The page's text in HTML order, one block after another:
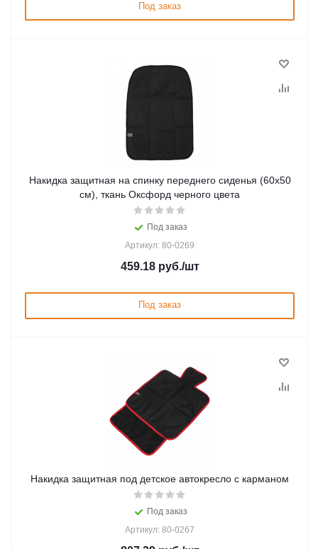
Под заказ
Накидка защитная на спинку переднего сиденья (60x50
см), ткань Оксфорд черного цвета
Под заказ
Артикул: 80-0269
459.18руб./шт
Под заказ
Накидка защитная под детское автокресло с карманом
Под заказ
Артикул: 80-0267